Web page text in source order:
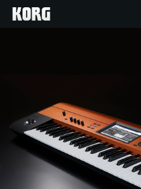
Características
Eventos